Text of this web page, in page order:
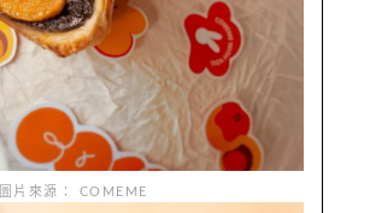
圖片來源： COMEME